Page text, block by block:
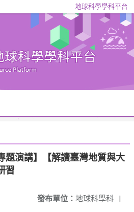
地球科學學科平台
題演講】【解讀臺灣地質與大
習
發布單位： 地球科學科 |